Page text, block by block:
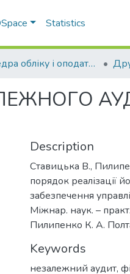
Statistics
Кафедра обліку і оподаткування
Description
Ставицька В.,
порядок реалізації
забезпечення
Міжнар. наук. –
Пилипенко К. А.
Keywords
незалежний аудит,